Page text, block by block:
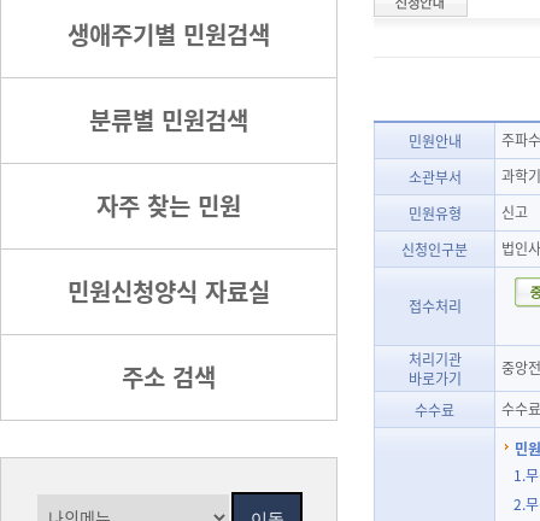
생애주기별 민원검색
분류별 민원검색
자주 찾는 민원
민원신청양식 자료실
주소 검색
민원안내
주파
소관부서
과학
민원유형
신고
신청인구분
법인
접수처리
처리기관
바로가기
중앙
수수료 수수
민
1.
2.